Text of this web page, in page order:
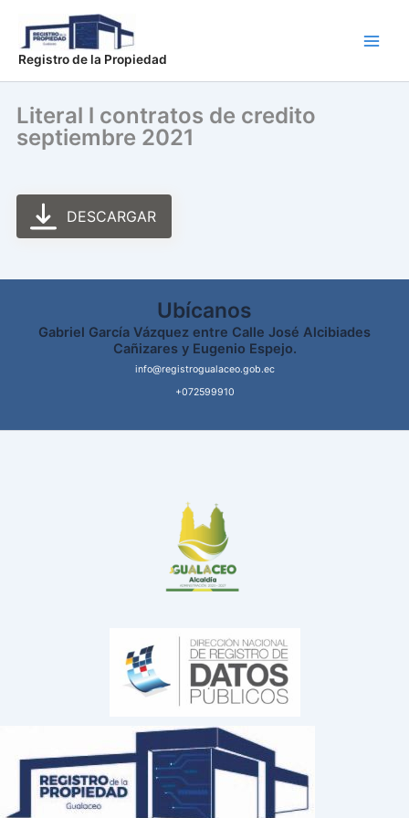
contenido
Registro de la Propiedad
Literal l contratos de credito
septiembre 2021
DESCARGAR
Ubícanos
Gabriel García Vázquez entre Calle José Alcibiades
Cañizares y Eugenio Espejo.
info@registrogualaceo.gob.ec
+072599910